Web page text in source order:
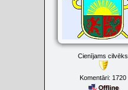
Cienījams cilvēks
Komentāri: 1720